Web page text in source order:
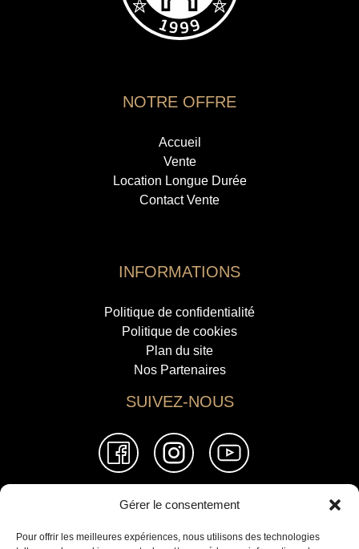
Gérer le consentement
Pour offrir les meilleures expériences, nous utilisons des technologies
NOTRE OFFRE
Accueil
Vente
Location Longue Durée
Contact Vente
INFORMATIONS
Politique de confidentialité
Politique de cookies
Plan du site
Nos Partenaires
SUIVEZ-NOUS